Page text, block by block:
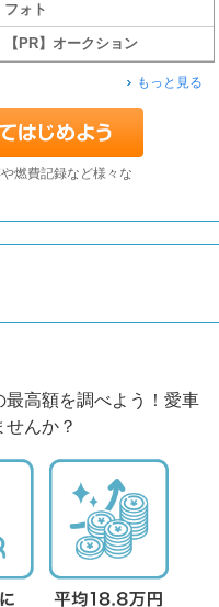
フォト
【PR】オークション
もっと見る
燃費記録など様々な
高額を調べよう！愛車
んか？